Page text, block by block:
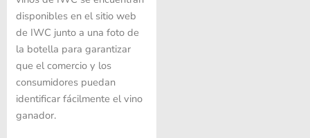
disponibles en el sitio web
de IWC junto a una foto de
la botella para garantizar
que el comercio y los
consumidores puedan
identificar fácilmente el vino
ganador.